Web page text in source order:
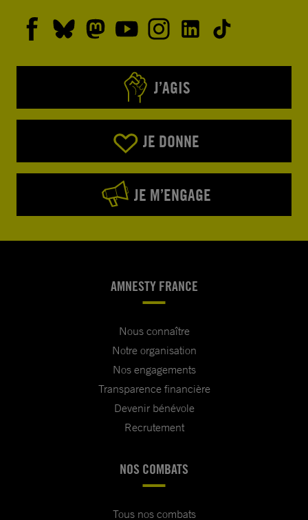
J’AGIS
JE DONNE
JE M’ENGAGE
AMNESTY FRANCE
Nous connaître
Notre organisation
Nos engagements
Transparence financière
Devenir bénévole
Recrutement
NOS COMBATS
Tous nos combats